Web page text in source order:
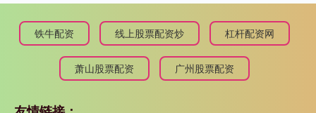
铁牛配资 线上股票配资炒 杠杆配资网
萧山股票配资 广州股票配资